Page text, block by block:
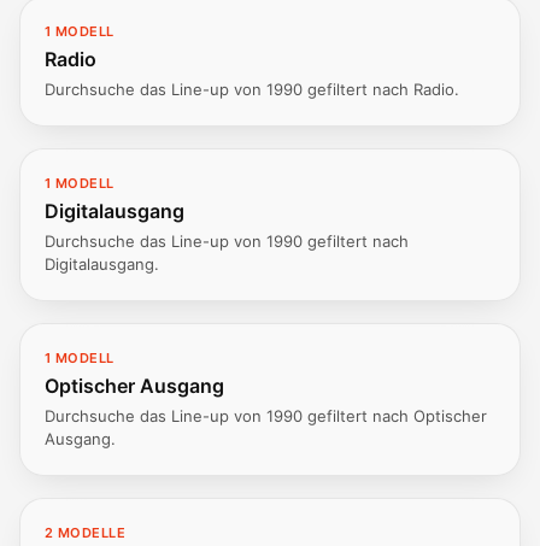
1 MODELL
Radio
Durchsuche das Line-up von 1990 gefiltert nach Radio.
1 MODELL
Digitalausgang
Durchsuche das Line-up von 1990 gefiltert nach
Digitalausgang.
1 MODELL
Optischer Ausgang
Durchsuche das Line-up von 1990 gefiltert nach Optischer
Ausgang.
2 MODELLE